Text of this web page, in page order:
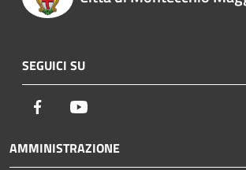
SEGUICI SU
Facebook
AMMINISTRAZIONE